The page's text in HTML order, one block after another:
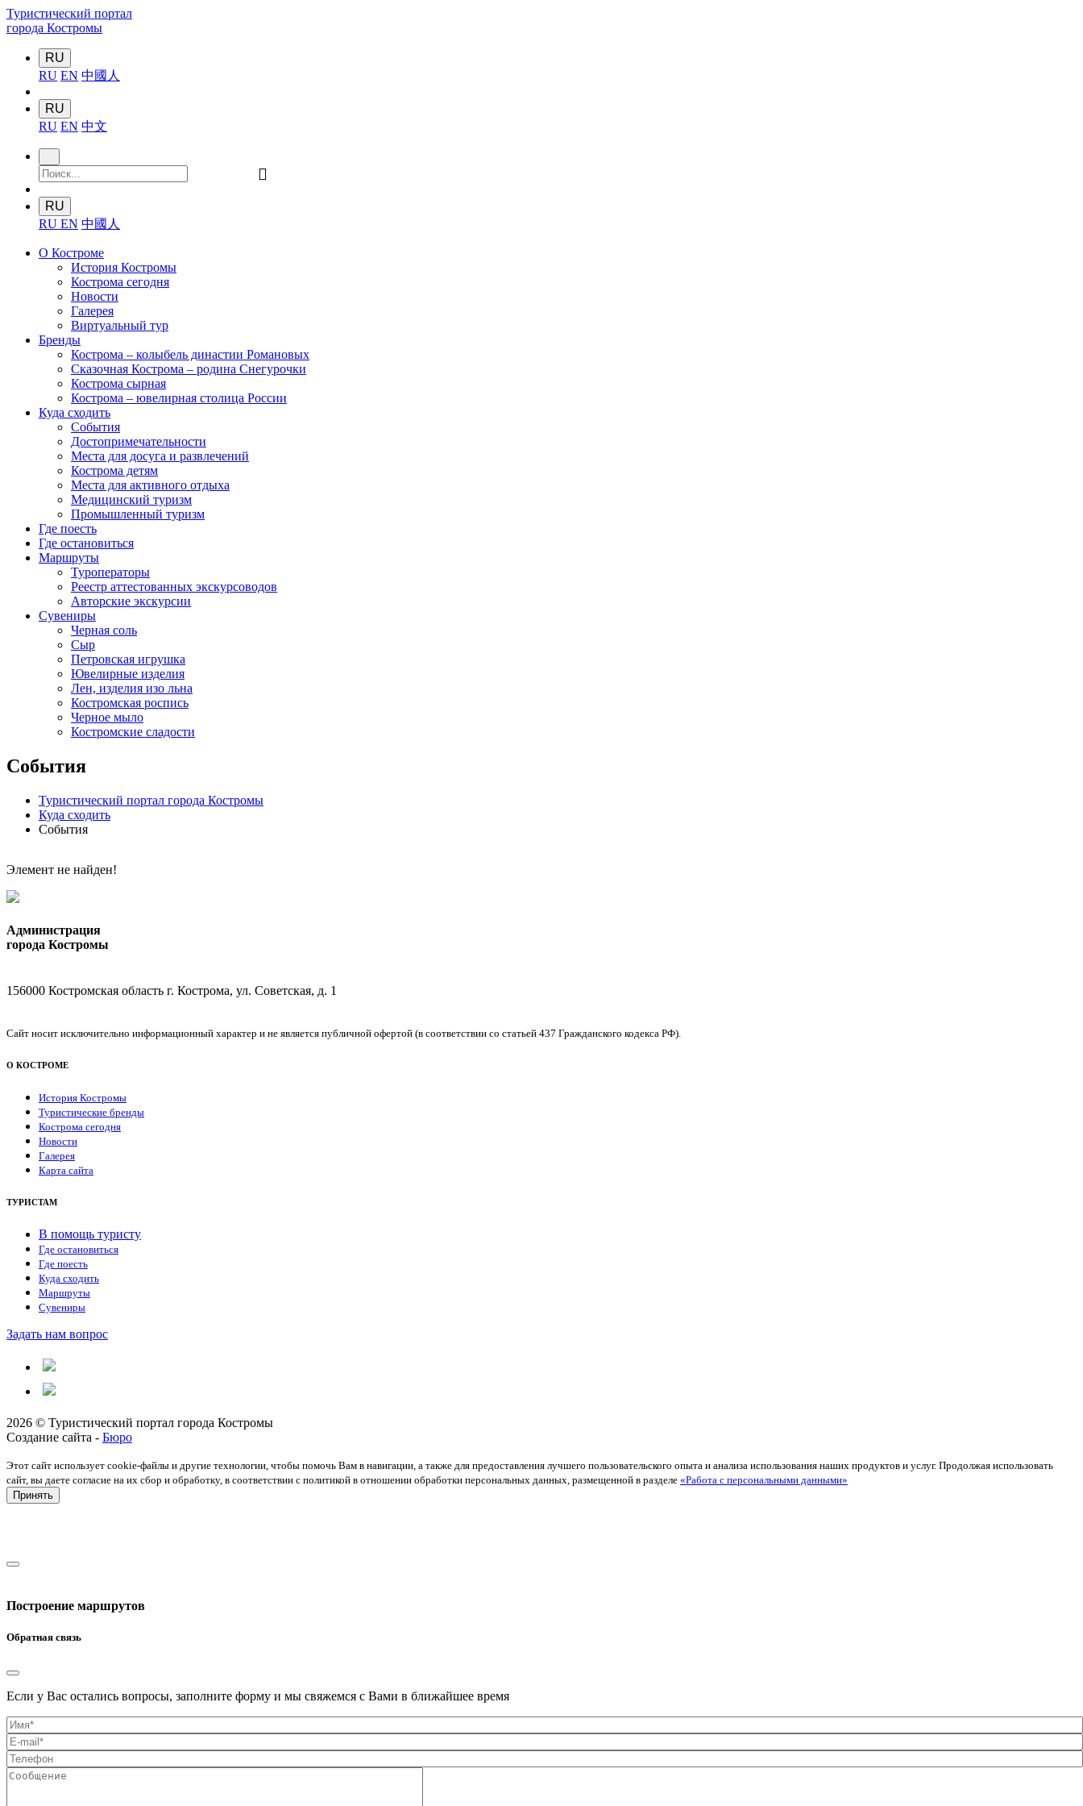
Туристический портал
города Костромы
RU
RU EN 中國人
RU
RU EN 中文
󰍉
RU
RU EN 中國人
О Костроме
История Костромы
Кострома сегодня
Новости
Галерея
Виртуальный тур
Бренды
Кострома – колыбель династии Романовых
Сказочная Кострома – родина Снегурочки
Кострома сырная
Кострома – ювелирная столица России
Куда сходить
События
Достопримечательности
Места для досуга и развлечений
Кострома детям
Места для активного отдыха
Медицинский туризм
Промышленный туризм
Где поесть
Где остановиться
Маршруты
Туроператоры
Реестр аттестованных экскурсоводов
Авторские экскурсии
Сувениры
Черная соль
Сыр
Петровская игрушка
Ювелирные изделия
Лен, изделия изо льна
Костромская роспись
Черное мыло
Костромские сладости
События
Туристический портал города Костромы
Куда сходить
События
Элемент не найден!
Администрация
города Костромы
156000 Костромская область г. Кострома, ул. Советская, д. 1
Сайт носит исключительно информационный характер и не является публичной офертой (в соответствии со статьей 437 Гражданского кодекса РФ).
О КОСТРОМЕ
История Костромы
Туристические бренды
Кострома сегодня
Новости
Галерея
Карта сайта
ТУРИСТАМ
В помощь туристу
Где остановиться
Где поесть
Куда сходить
Маршруты
Сувениры
Задать нам вопрос
2026 © Туристический портал города Костромы
Создание сайта - Бюро
Этот сайт использует cookie-файлы и другие технологии, чтобы помочь Вам в навигации, а также для предоставления лучшего пользовательского опыта и анализа использования наших продуктов и услуг. Продолжая использовать
сайт, вы даете согласие на их сбор и обработку, в соответствии с политикой в отношении обработки персональных данных, размещенной в разделе «Работа с персональными данными»
Принять
Построение маршрутов
Обратная связь
Если у Вас остались вопросы, заполните форму и мы свяжемся с Вами в ближайшее время